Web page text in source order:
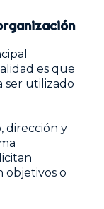
es que
ser utilizado
dirección y
objetivos o